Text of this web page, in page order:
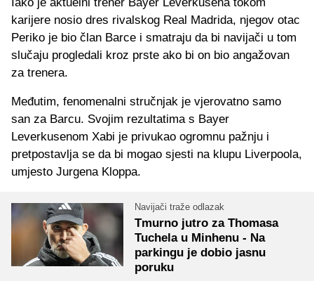
karijere nosio dres rivalskog Real Madrida, njegov otac
Periko je bio član Barce i smatraju da bi navijači u tom
slučaju progledali kroz prste ako bi on bio angažovan
za trenera.
Međutim, fenomenalni stručnjak je vjerovatno samo
san za Barcu. Svojim rezultatima s Bayer
Leverkusenom Xabi je privukao ogromnu pažnju i
pretpostavlja se da bi mogao sjesti na klupu Liverpoola,
umjesto Jurgena Kloppa.
Navijači traže odlazak
Tmurno jutro za Thomasa
Tuchela u Minhenu - Na
parkingu je dobio jasnu
poruku